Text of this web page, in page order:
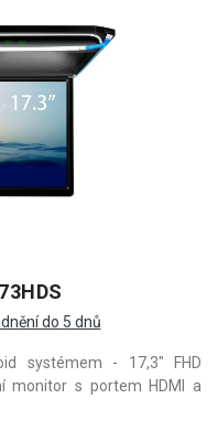
do 5 dnů
systémem - 17,3" FHD
monitor s portem HDMI a